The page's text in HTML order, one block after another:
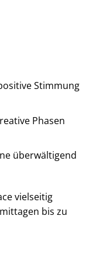
Stimmung
Phasen
überwältigend
vielseitig
bis zu